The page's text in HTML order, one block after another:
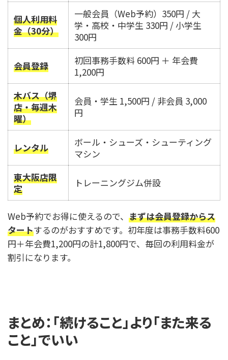
個人利用料
金（30分）
一般会員（Web予約）350円 / 大
学・高校・中学生 330円 / 小学生
300円
会員登録
初回事務手数料 600円 ＋ 年会費
1,200円
木バス（堺
店・毎週木
曜）
会員・学生 1,500円 / 非会員 3,000
円
レンタル
ボール・シューズ・シューティング
マシン
東大阪店限
定
トレーニングジム併設
Web予約でお得に使えるので、 まずは会員登録からス
タートするのがおすすめです。初年度は事務手数料600
円＋年会費1,200円の計1,800円で、毎回の利用料金が
割引になります。
まとめ：「続けること」より「また来る
こと」でいい